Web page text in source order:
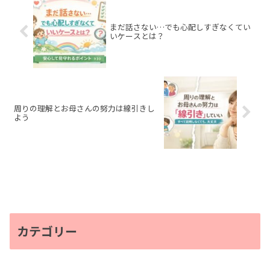
まだ話さない…でも心配しすぎなくてい
いケースとは？
周りの理解とお母さんの努力は線引きし
よう
カテゴリー